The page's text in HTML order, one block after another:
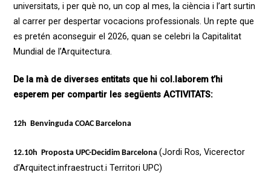
universitats, i per què no, un cop al mes, la ciència i l’art surtin
al carrer per despertar vocacions professionals. Un repte que
es pretén aconseguir el 2026, quan se celebri la Capitalitat
Mundial de l’Arquitectura.
De la mà de diverses entitats que hi col.laborem t’hi
esperem per compartir les següents ACTIVITATS:
12h Benvinguda COAC Barcelona
12.10h Proposta UPC-Decidim Barcelona (Jordi Ros, Vicerector
d’Arquitect.infraestruct.i Territori UPC)